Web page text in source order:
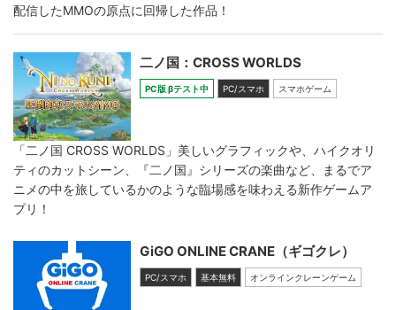
配信したMMOの原点に回帰した作品！
二ノ国：CROSS WORLDS
PC版 βテスト中 PC/スマホ スマホゲーム
「二ノ国 CROSS WORLDS」美しいグラフィックや、ハイクオリ
ティのカットシーン、『二ノ国』シリーズの楽曲など、まるでア
ニメの中を旅しているかのような臨場感を味わえる新作ゲームア
プリ！
GiGO ONLINE CRANE（ギゴクレ）
PC/スマホ 基本無料 オンラインクレーンゲーム